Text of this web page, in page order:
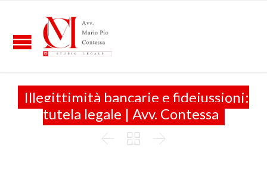
Illegittimità bancarie e fideiussioni:
tutela legale | Avv. Contessa
  